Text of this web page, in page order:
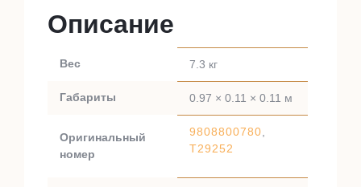
Описание
Вес 7.3 кг
Габариты 0.97 × 0.11 × 0.11 м
Оригинальный
номер
9808800780
T29252